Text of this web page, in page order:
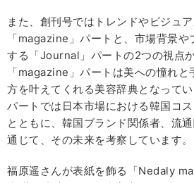
また、創刊号ではトレンドやビジュ
「magazine」パートと、市場背景や
する「Journal」パートの2つの視点か
「magazine」パートは美への憧れ
方を叶えてくれる美容辞典となって
パートでは日本市場における韓国コ
とともに、韓国ブランド関係者、流
通じて、その未来を考察しています。
福原遥さんが表紙を飾る「Nedaly